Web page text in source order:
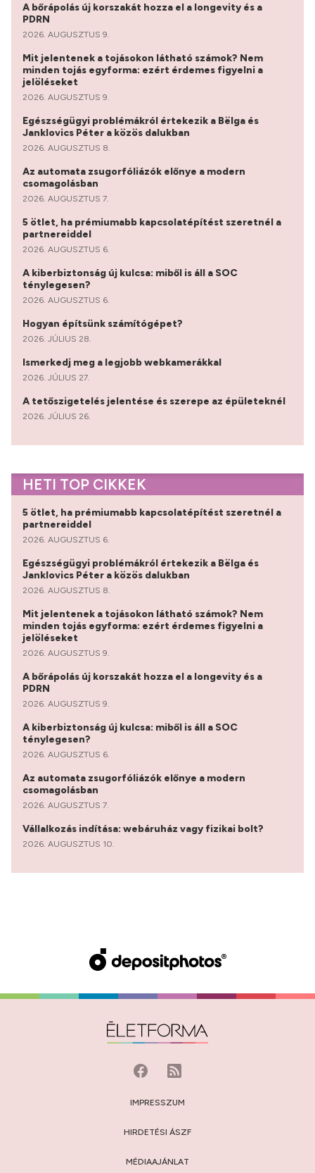
A bőrápolás új korszakát hozza el a longevity és a
PDRN
2026. AUGUSZTUS 9.
Mit jelentenek a tojásokon látható számok? Nem
minden tojás egyforma: ezért érdemes figyelni a
jelöléseket
2026. AUGUSZTUS 9.
Egészségügyi problémákról értekezik a Bëlga és
Janklovics Péter a közös dalukban
2026. AUGUSZTUS 8.
Az automata zsugorfóliázók előnye a modern
csomagolásban
2026. AUGUSZTUS 7.
5 ötlet, ha prémiumabb kapcsolatépítést szeretnél a
partnereiddel
2026. AUGUSZTUS 6.
A kiberbiztonság új kulcsa: miből is áll a SOC
ténylegesen?
2026. AUGUSZTUS 6.
Hogyan építsünk számítógépet?
2026. JÚLIUS 28.
Ismerkedj meg a legjobb webkamerákkal
2026. JÚLIUS 27.
A tetőszigetelés jelentése és szerepe az épületeknél
2026. JÚLIUS 26.
HETI TOP CIKKEK
5 ötlet, ha prémiumabb kapcsolatépítést szeretnél a
partnereiddel
2026. AUGUSZTUS 6.
Egészségügyi problémákról értekezik a Bëlga és
Janklovics Péter a közös dalukban
2026. AUGUSZTUS 8.
Mit jelentenek a tojásokon látható számok? Nem
minden tojás egyforma: ezért érdemes figyelni a
jelöléseket
2026. AUGUSZTUS 9.
A bőrápolás új korszakát hozza el a longevity és a
PDRN
2026. AUGUSZTUS 9.
A kiberbiztonság új kulcsa: miből is áll a SOC
ténylegesen?
2026. AUGUSZTUS 6.
Az automata zsugorfóliázók előnye a modern
csomagolásban
2026. AUGUSZTUS 7.
Vállalkozás indítása: webáruház vagy fizikai bolt?
2026. AUGUSZTUS 10.
IMPRESSZUM
HIRDETÉSI ÁSZF
MÉDIAAJÁNLAT